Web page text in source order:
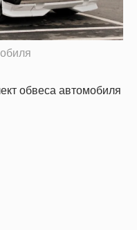
обвеса автомобиля